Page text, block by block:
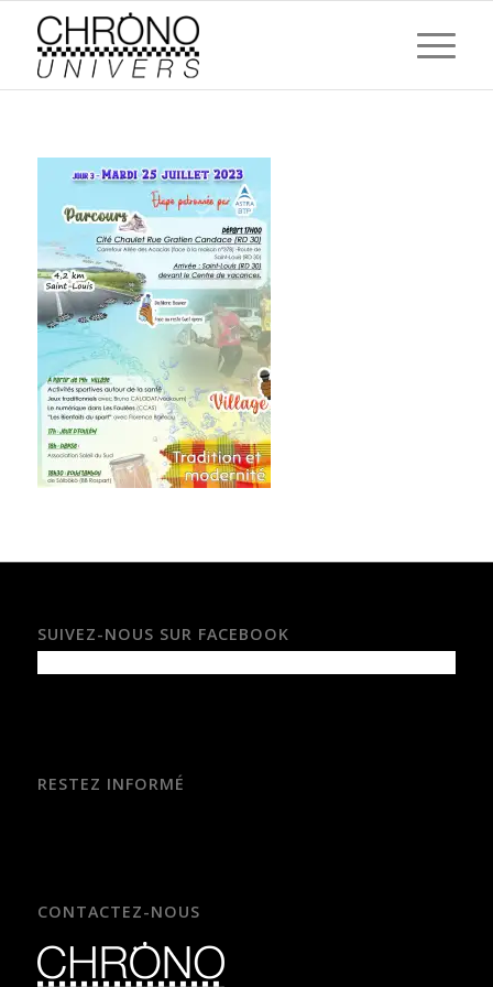
SUIVEZ-NOUS SUR FACEBOOK
RESTEZ INFORMÉ
CONTACTEZ-NOUS